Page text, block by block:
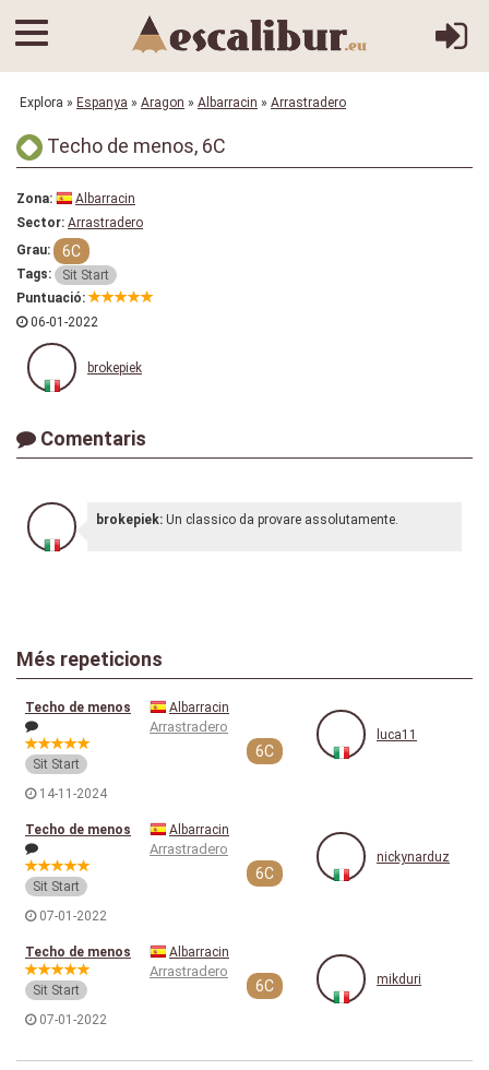
Explora » Espanya » Aragon » Albarracin » Arrastradero
Techo de menos, 6C
Zona:
Albarracin
Sector: Arrastradero
Grau:
6C
Tags:
Sit Start
Puntuació:
06-01-2022
brokepiek
Comentaris
brokepiek: Un classico da provare assolutamente.
Més repeticions
Techo de menos
Sit Start
14-11-2024
Albarracin
Arrastradero
6C
luca11
Techo de menos
Sit Start
07-01-2022
Albarracin
Arrastradero
6C
nickynarduz
Techo de menos
Sit Start
07-01-2022
Albarracin
Arrastradero
6C mikduri